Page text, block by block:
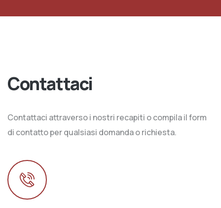
Contattaci
Contattaci attraverso i nostri recapiti o compila il form
di contatto per qualsiasi domanda o richiesta.